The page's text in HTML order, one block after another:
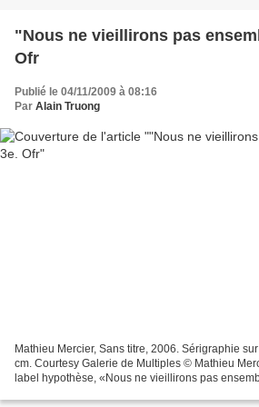
"Nous ne vieillirons pas
Ofr
Publié le 04/11/2009 à 08:16
Par Alain Truong
Mathieu Mercier, Sans titre, 2006. Sérigraphie
cm. Courtesy Galerie de Multiples © Mathieu
label hypothèse, «Nous ne vieillirons pas